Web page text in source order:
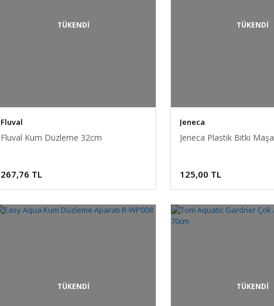
TÜKENDİ
Fluval
Fluval Kum Düzleme 32cm
267,76 TL
TÜKENDİ
Jeneca
Jeneca Plastik Bitki
125,00 TL
TÜKENDİ TÜKENDİ